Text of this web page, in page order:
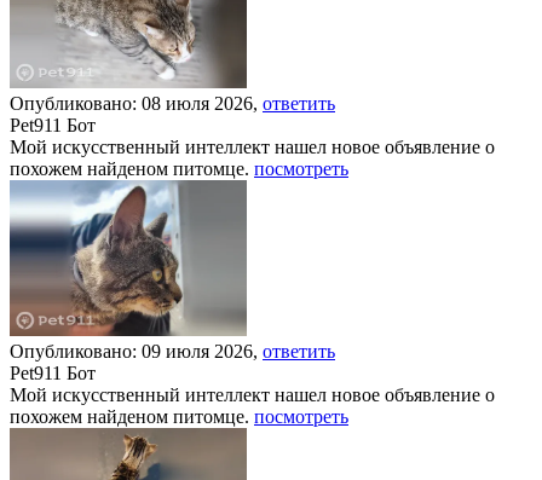
Опубликовано: 08 июля 2026, ответить
Pet911 Бот
Мой искусственный интеллект нашел новое объявление о
похожем найденом питомце. посмотреть
Опубликовано: 09 июля 2026, ответить
Pet911 Бот
Мой искусственный интеллект нашел новое объявление о
похожем найденом питомце. посмотреть